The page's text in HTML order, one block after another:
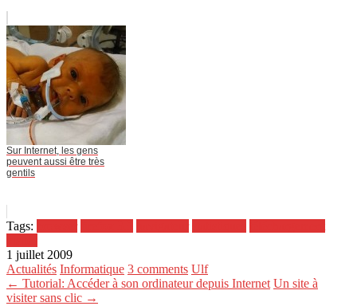
Sur Internet, les gens
peuvent aussi être très
gentils
Tags:
1 juillet 2009
Actualités Informatique 3 comments Ulf
← Tutorial: Accéder à son ordinateur depuis Internet Un site à
visiter sans clic →